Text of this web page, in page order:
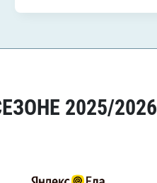
2025/2026